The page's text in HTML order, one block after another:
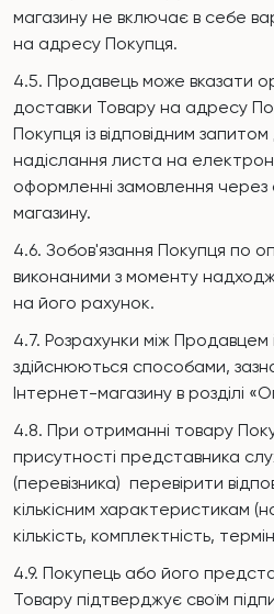
магазину не включає в себе
на адресу Покупця.
4.5. Продавець може вказати
доставки Товару на адресу
Покупця із відповідним
надіслання листа на
оформленні замовлення
магазину.
4.6. Зобов'язання Покупця по
виконаними з моменту
на його рахунок.
4.7. Розрахунки між Продавцем
здійснюються способами,
Інтернет-магазину в розділі
4.8. При отриманні товару
присутності представника
(перевізника) перевірити
кількісним характеристикам
кількість, комплектність,
4.9. Покупець або його
Товару підтверджує своїм